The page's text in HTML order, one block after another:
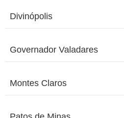
Divinópolis
Governador Valadares
Montes Claros